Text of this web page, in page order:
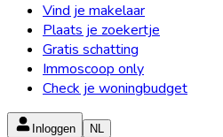
Vind je makelaar
Plaats je zoekertje
Gratis schatting
Immoscoop only
Check je woningbudget
Inloggen NL